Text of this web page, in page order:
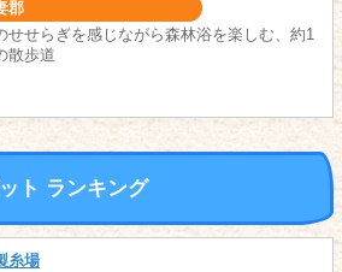
郡
せせらぎを感じながら森林浴を楽しむ、約1
散歩道
ト ランキング
糸場